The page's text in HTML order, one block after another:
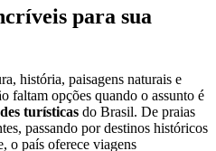
para sua
história, paisagens naturais e
faltam opções quando o assunto é
turísticas do Brasil. De praias
passando por destinos históricos
o país oferece viagens